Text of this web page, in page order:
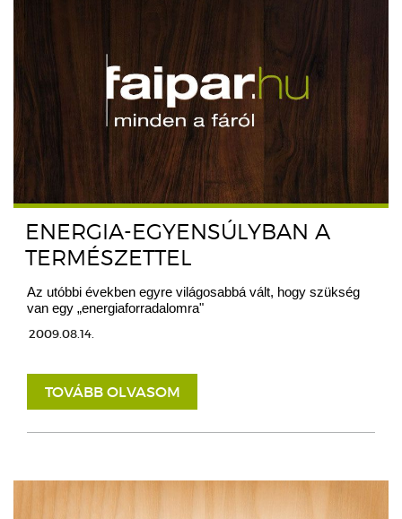
ENERGIA-EGYENSÚLYBAN A
TERMÉSZETTEL
Az utóbbi években egyre világosabbá vált, hogy szükség
van egy „energiaforradalomra"
2009.08.14.
TOVÁBB OLVASOM